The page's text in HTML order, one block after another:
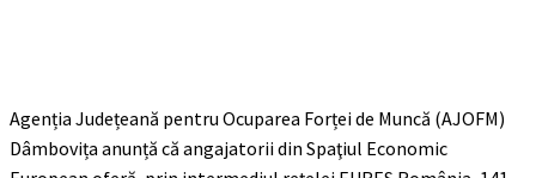
Agenția Județeană pentru Ocuparea Forței de Muncă (AJOFM)
Dâmbovița anunță că angajatorii din Spaţiul Economic